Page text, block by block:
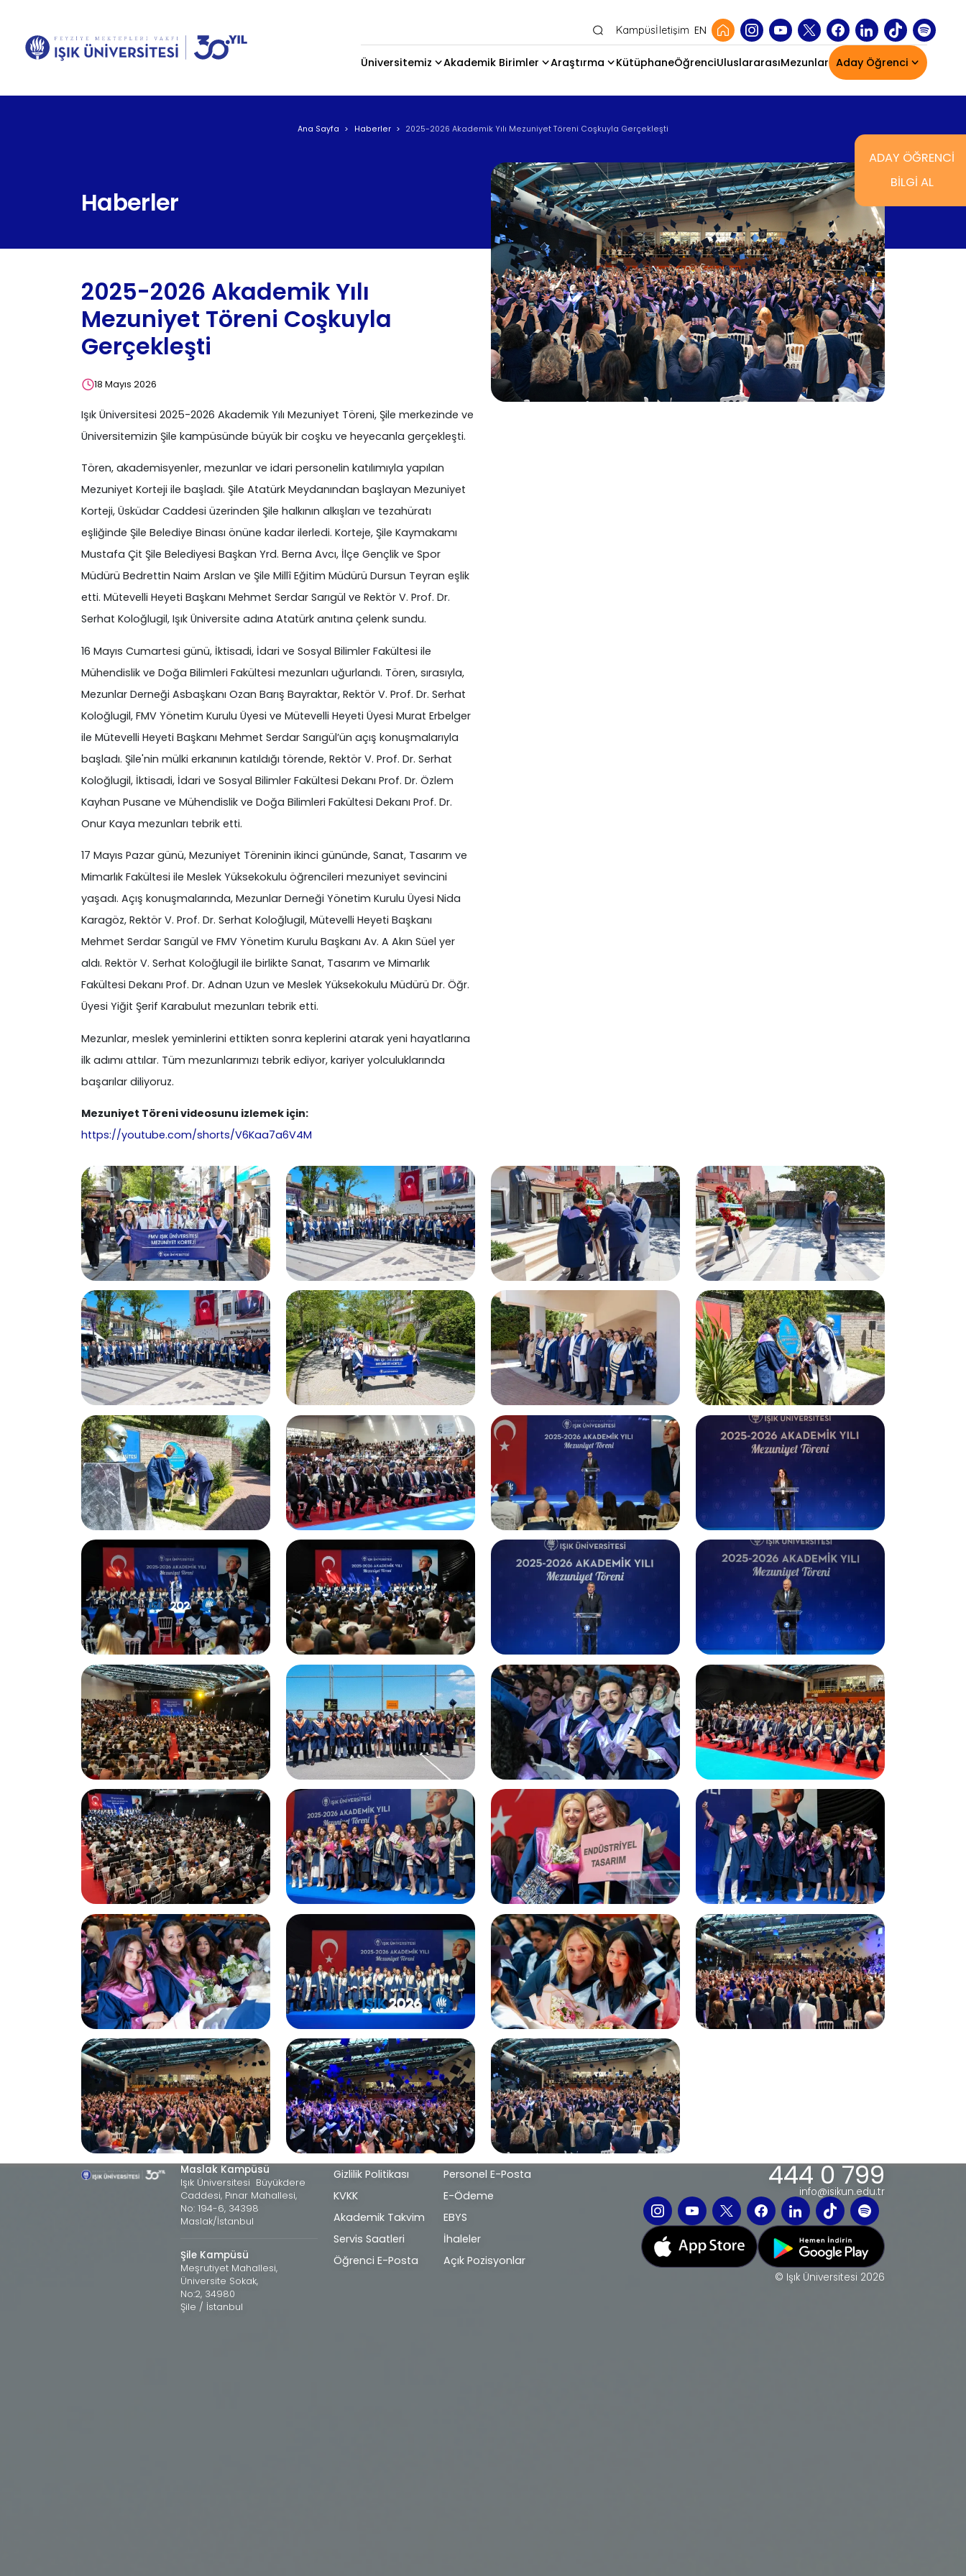
Ana Gezinti Menüsü Üst
Kampüsİletişim EN
Ana
gezinti
Üniversitemiz Akademik Birimler Araştırma KütüphaneÖğrenciUluslararasıMezunlar Aday Öğrenci
Ana Sayfa Haberler 2025-2026 Akademik Yılı Mezuniyet Töreni Coşkuyla Gerçekleşti
Haberler
2025-2026 Akademik Yılı
Mezuniyet Töreni Coşkuyla
Gerçekleşti
18 Mayıs 2026
Işık Üniversitesi 2025-2026 Akademik Yılı Mezuniyet Töreni, Şile merkezinde ve
Üniversitemizin Şile kampüsünde büyük bir coşku ve heyecanla gerçekleşti.
Tören, akademisyenler, mezunlar ve idari personelin katılımıyla yapılan
Mezuniyet Korteji ile başladı. Şile Atatürk Meydanından başlayan Mezuniyet
Korteji, Üsküdar Caddesi üzerinden Şile halkının alkışları ve tezahüratı
eşliğinde Şile Belediye Binası önüne kadar ilerledi. Korteje, Şile Kaymakamı
Mustafa Çit Şile Belediyesi Başkan Yrd. Berna Avcı, İlçe Gençlik ve Spor
Müdürü Bedrettin Naim Arslan ve Şile Millî Eğitim Müdürü Dursun Teyran eşlik
etti. Mütevelli Heyeti Başkanı Mehmet Serdar Sarıgül ve Rektör V. Prof. Dr.
Serhat Koloğlugil, Işık Üniversite adına Atatürk anıtına çelenk sundu.
16 Mayıs Cumartesi günü, İktisadi, İdari ve Sosyal Bilimler Fakültesi ile
Mühendislik ve Doğa Bilimleri Fakültesi mezunları uğurlandı. Tören, sırasıyla,
Mezunlar Derneği Asbaşkanı Ozan Barış Bayraktar, Rektör V. Prof. Dr. Serhat
Koloğlugil, FMV Yönetim Kurulu Üyesi ve Mütevelli Heyeti Üyesi Murat Erbelger
ile Mütevelli Heyeti Başkanı Mehmet Serdar Sarıgül’ün açış konuşmalarıyla
başladı. Şile'nin mülki erkanının katıldığı törende, Rektör V. Prof. Dr. Serhat
Koloğlugil, İktisadi, İdari ve Sosyal Bilimler Fakültesi Dekanı Prof. Dr. Özlem
Kayhan Pusane ve Mühendislik ve Doğa Bilimleri Fakültesi Dekanı Prof. Dr.
Onur Kaya mezunları tebrik etti.
17 Mayıs Pazar günü, Mezuniyet Töreninin ikinci gününde, Sanat, Tasarım ve
Mimarlık Fakültesi ile Meslek Yüksekokulu öğrencileri mezuniyet sevincini
yaşadı. Açış konuşmalarında, Mezunlar Derneği Yönetim Kurulu Üyesi Nida
Karagöz, Rektör V. Prof. Dr. Serhat Koloğlugil, Mütevelli Heyeti Başkanı
Mehmet Serdar Sarıgül ve FMV Yönetim Kurulu Başkanı Av. A Akın Süel yer
aldı. Rektör V. Serhat Koloğlugil ile birlikte Sanat, Tasarım ve Mimarlık
Fakültesi Dekanı Prof. Dr. Adnan Uzun ve Meslek Yüksekokulu Müdürü Dr. Öğr.
Üyesi Yiğit Şerif Karabulut mezunları tebrik etti.
Mezunlar, meslek yeminlerini ettikten sonra keplerini atarak yeni hayatlarına
ilk adımı attılar. Tüm mezunlarımızı tebrik ediyor, kariyer yolculuklarında
başarılar diliyoruz.
Mezuniyet Töreni videosunu izlemek için:
https://youtube.com/shorts/V6Kaa7a6V4M
Maslak Kampüsü
Işık Üniversitesi Büyükdere
Caddesi, Pınar Mahallesi,
No: 194-6, 34398
Maslak/İstanbul
Şile Kampüsü
Meşrutiyet Mahallesi,
Üniversite Sokak,
No:2, 34980
Şile / İstanbul
Alt
bilgi
Gizlilik Politikası
KVKK
Akademik Takvim
Servis Saatleri
Öğrenci E-Posta
Personel E-Posta
E-Ödeme
EBYS
İhaleler
Açık Pozisyonlar
444 0 799
info@isikun.edu.tr
© Işık Üniversitesi 2026
ADAY ÖĞRENCİ
BİLGİ AL